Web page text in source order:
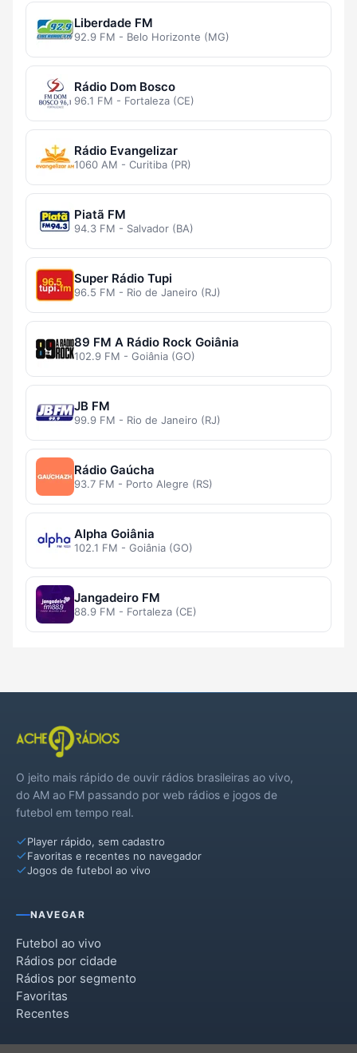
Liberdade FM
92.9 FM - Belo Horizonte (MG)
Rádio Dom Bosco
96.1 FM - Fortaleza (CE)
Rádio Evangelizar
1060 AM - Curitiba (PR)
Piatã FM
94.3 FM - Salvador (BA)
Super Rádio Tupi
96.5 FM - Rio de Janeiro (RJ)
89 FM A Rádio Rock Goiânia
102.9 FM - Goiânia (GO)
JB FM
99.9 FM - Rio de Janeiro (RJ)
Rádio Gaúcha
93.7 FM - Porto Alegre (RS)
Alpha Goiânia
102.1 FM - Goiânia (GO)
Jangadeiro FM
88.9 FM - Fortaleza (CE)
O jeito mais rápido de ouvir rádios brasileiras ao vivo,
do AM ao FM passando por web rádios e jogos de
futebol em tempo real.
Player rápido, sem cadastro
Favoritas e recentes no navegador
Jogos de futebol ao vivo
NAVEGAR
Futebol ao vivo
Rádios por cidade
Rádios por segmento
Favoritas
Recentes